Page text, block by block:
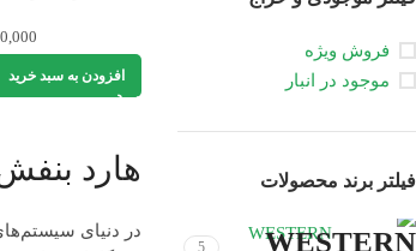
فروش ویژه
موجود در انبار
فیلتر برند محصولات
WESTERN
5
افزودن به سبد خرید
هارد
در دنیای